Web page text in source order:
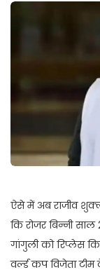
ऐसे में अब राजीव
कि रोजर बिन्नी
गांगुली को रिप्लेस
वर्ल्ड कप विजेता